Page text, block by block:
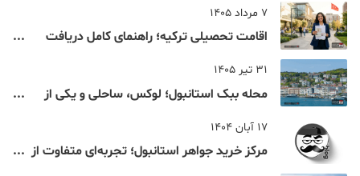
7 مرداد 1405
اقامت تحصیلی ترکیه؛ راهنمای کامل دریافت
31 تیر 1405
محله ببک استانبول؛ لوکس، ساحلی و یکی از
17 آبان 1404
مرکز خرید جواهر استانبول؛ تجربه‌ای متفاوت از